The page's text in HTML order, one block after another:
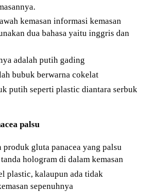
kemasan informasi kemasan
dua bahasa yaitu inggris dan
adalah putih gading
bubuk berwarna cokelat
putih seperti plastic diantara serbuk
palsu
produk gluta panacea yang palsu
hologram di dalam kemasan
plastic, kalaupun ada tidak
sepenuhnya